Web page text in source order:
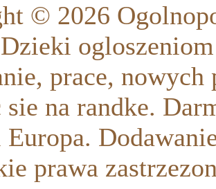
© 2026
prace,
na randke.
Europa.
prawa